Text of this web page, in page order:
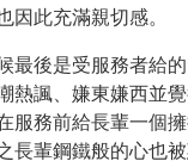
因此充滿親切感。
最後是受服務者給
熱諷、嫌東嫌西並
服務前給長輩一個
長輩鋼鐵般的心也